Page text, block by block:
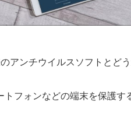
アンチウイルスソフトとど
フォンなどの端末を保護す